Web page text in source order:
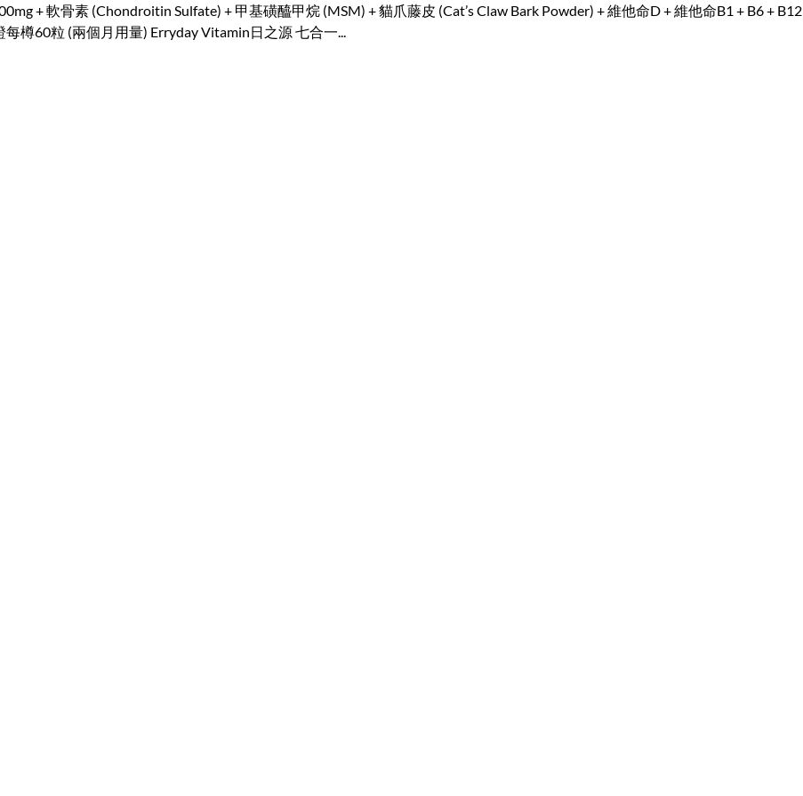
+ 軟骨素 (Chondroitin Sulfate) + 甲基磺醯甲烷 (MSM) + 貓爪藤皮 (Cat’s Claw Bark Powder) + 維他命D + 維他命B1 + B6 + B12
樽60粒 (兩個月用量) Erryday Vitamin日之源 七合一...